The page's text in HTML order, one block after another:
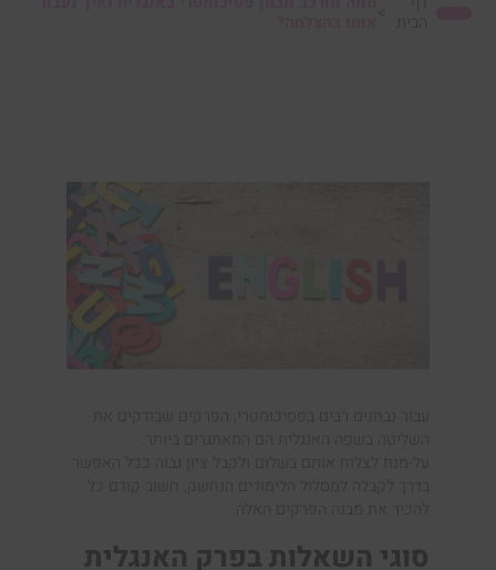
הבית
>
עבור נבחנים רבים בפסיכומטרי, הפרקים שבודקים את
השליטה בשפה האנגלית הם המאתגרים ביותר.
על-מנת לצלוח אותם בשלום ולקבל ציון גבוה ככל האפשר
בדרך לקבלה למסלול הלימודים הנחשק, חשוב קודם כל
להכיר את מבנה הפרקים האלה.
סוגי השאלות בפרק האנגלית